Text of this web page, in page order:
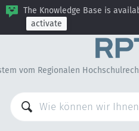
The Knowledge Base is
activate
vom Regionalen